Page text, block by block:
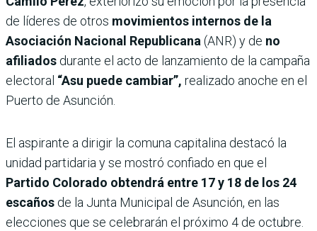
de líderes de otros movimientos internos de la
Asociación Nacional Republicana (ANR) y de no
afiliados durante el acto de lanzamiento de la campaña
electoral “Asu puede cambiar”, realizado anoche en el
Puerto de Asunción.
El aspirante a dirigir la comuna capitalina destacó la
unidad partidaria y se mostró confiado en que el
Partido Colorado obtendrá entre 17 y 18 de los 24
escaños de la Junta Municipal de Asunción, en las
elecciones que se celebrarán el próximo 4 de octubre.